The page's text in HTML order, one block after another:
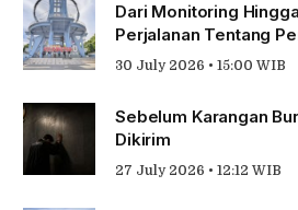
Dari Monitoring
Perjalanan Tentang
30 July 2026 • 15:00 WIB
Sebelum Karangan
Dikirim
27 July 2026 • 12:12 WIB